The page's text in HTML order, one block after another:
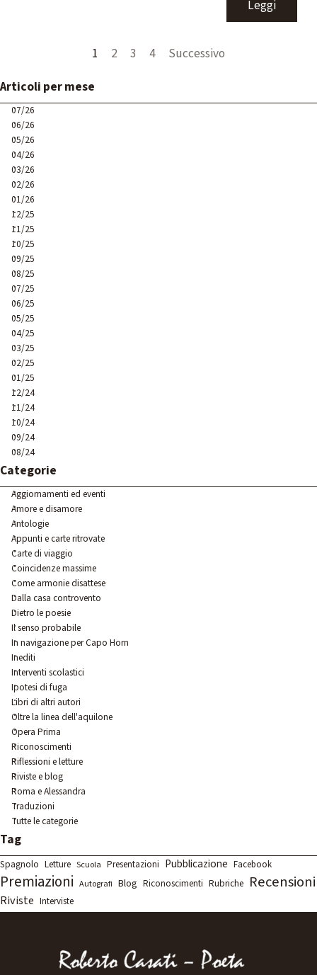
Leggi
Pagina corrente:
1 Vai a pagina:
2 Vai a pagina:
3 Vai a pagina:
4
Successivo
Salta blocco Articoli per mese
Articoli per mese
07/26
06/26
05/26
04/26
03/26
02/26
01/26
12/25
11/25
10/25
09/25
08/25
07/25
06/25
05/25
04/25
03/25
02/25
01/25
12/24
11/24
10/24
09/24
08/24
Salta blocco Categorie
Categorie
Aggiornamenti ed eventi
Amore e disamore
Antologie
Appunti e carte ritrovate
Carte di viaggio
Coincidenze massime
Come armonie disattese
Dalla casa controvento
Dietro le poesie
Il senso probabile
In navigazione per Capo Horn
Inediti
Interventi scolastici
Ipotesi di fuga
Libri di altri autori
Oltre la linea dell'aquilone
Opera Prima
Riconoscimenti
Riflessioni e letture
Riviste e blog
Roma e Alessandra
Traduzioni
Tutte le categorie
Salta blocco Tag
Tag
Spagnolo Letture Scuola Presentazioni Pubblicazione Facebook
Premiazioni Autografi Blog Riconoscimenti Rubriche Recensioni
Riviste Interviste